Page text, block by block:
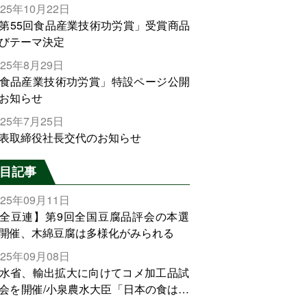
年10月22日
55回食品産業技術功労賞」受賞商品
テーマ決定
年8月29日
品産業技術功労賞」特設ページ公開
知らせ
年7月25日
取締役社長交代のお知らせ
記事
年09月11日
豆連】第9回全国豆腐品評会の本選
催、木綿豆腐は多様化がみられる
年09月08日
省、輸出拡大に向けてコメ加工品試
を開催/小泉農水大臣「日本の食は世